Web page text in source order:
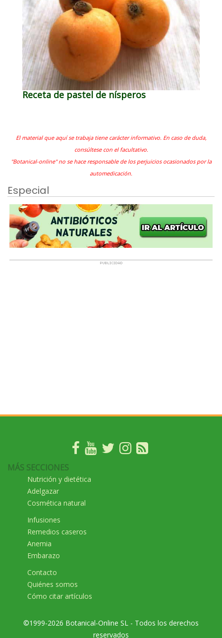
Receta de pastel de nísperos
El material que aquí se trabaja tiene carácter informativo. En caso de duda,
consúltese con el facultativo.
"Botanical-online" no se hace responsable de los perjuicios ocasionados por la
automedicación.
Especial
MÁS SECCIONES
Nutrición y dietética
Adelgazar
Cosmética natural
Infusiones
Remedios caseros
Anemia
Embarazo
Contacto
Quiénes somos
Cómo citar artículos
©1999-2026 Botanical-Online SL - Todos los derechos
reservados